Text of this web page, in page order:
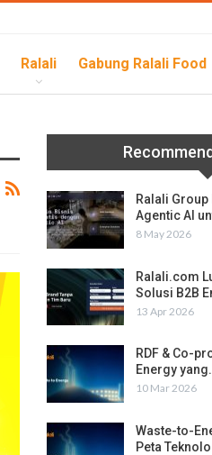
Ralali Gabung Ralali Food
Ralali Group
Agentic AI
8 May 2026
Ralali.com
Solusi B2B
13 Apr 2026
RDF & Co-
Energy
10 Mar 2026
Waste-to-
Peta